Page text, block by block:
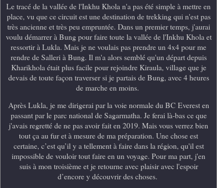
Le tracé de la vallée de l'Inkhu Khola n'a pas été simple à mettre en
place, vu que ce circuit est une destination de trekking qui n'est pas
très ancienne et très peu empruntée. Dans un premier temps, j'aurai
voulu démarrer à Bung pour faire toute la vallée de l'Inkhu Khola et
ressortir à Lukla. Mais je ne voulais pas prendre un 4x4 pour me
rendre de Salleri à Bung. Il m'a alors semblé qu'un départ depuis
Kharikhola était plus facile pour rejoindre Kiraula, village que je
devais de toute façon traverser si je partais de Bung, avec 4 heures
de marche en moins.
Après Lukla, je me dirigerai par la voie normale du BC Everest en
passant par le parc national de Sagarmatha. Je ferai là-bas ce que
j'avais regretté de ne pas avoir fait en 2019. Mais vous verrez bien
tout ça au fur et à mesure de ma préparation. Une chose est
certaine, c’est qu’il y a tellement à faire dans la région, qu'il est
impossible de vouloir tout faire en un voyage. Pour ma part, j'en
suis à mon troisième et je retourne avec plaisir avec l'espoir
d’encore y découvrir des choses.